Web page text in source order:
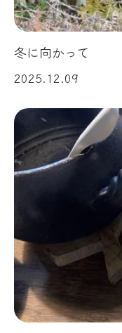
冬に向かって
2025.12.09